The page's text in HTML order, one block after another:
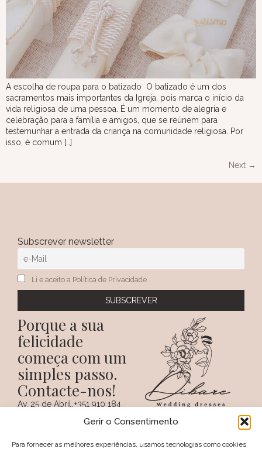
Gerir o Consentimento
Para fornecer as melhores experiências, usamos tecnologias como cookies
A escolha de roupa para o batizado O batizado é um dos
sacramentos mais importantes da Igreja, pois marca o início da
vida religiosa de uma pessoa. É um momento de alegria e
celebração para a família e amigos, que se reúnem para
testemunhar a entrada da criança na comunidade religiosa. Por
isso, é comum […]
Next →
Subscrever newsletter
Li e aceito a Política de Privacidade
Porque a sua
felicidade
começa com um
simples passo.
Contacte-nos!
Av. 25 de Abril,
PORTUGAL
+351 910 184
(Chamada para a
nacional)
SOCIAIS